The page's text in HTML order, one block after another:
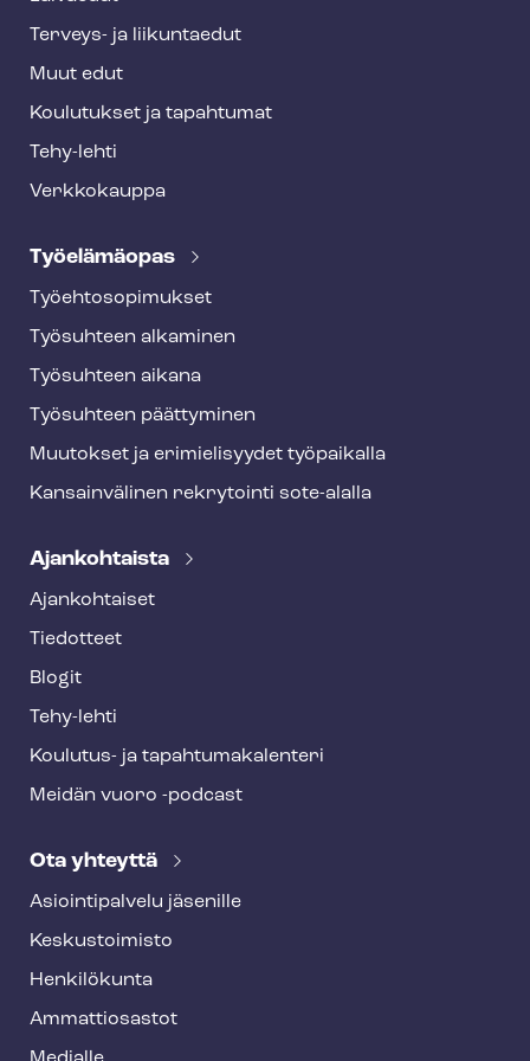
Terveys- ja liikuntaedut
Muut edut
Koulutukset ja tapahtumat
Tehy-lehti
Verkkokauppa
Työelämäopas
Työ­eh­to­so­pi­muk­set
Työsuhteen alkaminen
Työsuhteen aikana
Työsuhteen päättyminen
Muutokset ja erimielisyydet työpaikalla
Kansainvälinen rekrytointi sote-alalla
Ajankohtaista
Ajankohtaiset
Tiedotteet
Blogit
Tehy-lehti
Koulutus- ja ta­pah­tu­ma­ka­len­te­ri
Meidän vuoro -podcast
Ota yhteyttä
Asioin­ti­pal­ve­lu jäsenille
Keskustoimisto
Henkilökunta
Ammattiosastot